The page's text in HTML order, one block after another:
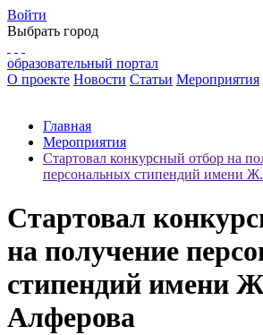
Войти
Выбрать город
образовательный портал
О проекте Новости Статьи Мероприятия
Главная
Мероприятия
Стартовал конкурсный отбор на
персональных стипендий имени
Стартовал
на получение
стипендий имени
Алферова